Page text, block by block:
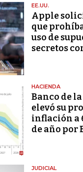
EE.UU.
Apple
que
uso de
secretos
HACIENDA
Banco de
elevó su
inflación a
de año por
JUDICIAL